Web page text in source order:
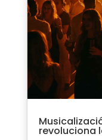
revoluciona